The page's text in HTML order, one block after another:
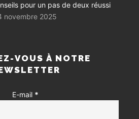
pour un pas de deux réussi
novembre 2025
VOUS À NOTRE
E-mail *